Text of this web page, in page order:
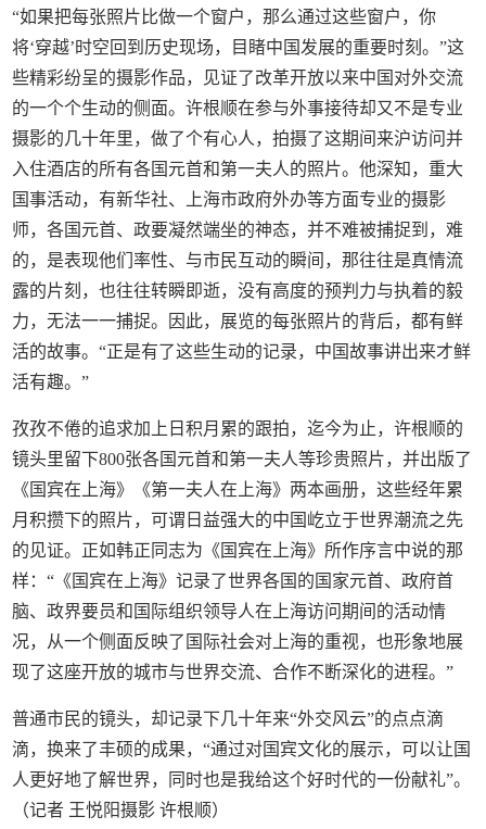
“如果把每张照片比做一个窗户，那么通过这些窗户，你
将‘穿越’时空回到历史现场，目睹中国发展的重要时刻。”这
些精彩纷呈的摄影作品，见证了改革开放以来中国对外交流
的一个个生动的侧面。许根顺在参与外事接待却又不是专业
摄影的几十年里，做了个有心人，拍摄了这期间来沪访问并
入住酒店的所有各国元首和第一夫人的照片。他深知，重大
国事活动，有新华社、上海市政府外办等方面专业的摄影
师，各国元首、政要凝然端坐的神态，并不难被捕捉到，难
的，是表现他们率性、与市民互动的瞬间，那往往是真情流
露的片刻，也往往转瞬即逝，没有高度的预判力与执着的毅
力，无法一一捕捉。因此，展览的每张照片的背后，都有鲜
活的故事。“正是有了这些生动的记录，中国故事讲出来才鲜
活有趣。”
孜孜不倦的追求加上日积月累的跟拍，迄今为止，许根顺的
镜头里留下800张各国元首和第一夫人等珍贵照片，并出版了
《国宾在上海》《第一夫人在上海》两本画册，这些经年累
月积攒下的照片，可谓日益强大的中国屹立于世界潮流之先
的见证。正如韩正同志为《国宾在上海》所作序言中说的那
样：“《国宾在上海》记录了世界各国的国家元首、政府首
脑、政界要员和国际组织领导人在上海访问期间的活动情
况，从一个侧面反映了国际社会对上海的重视，也形象地展
现了这座开放的城市与世界交流、合作不断深化的进程。”
普通市民的镜头，却记录下几十年来“外交风云”的点点滴
滴，换来了丰硕的成果，“通过对国宾文化的展示，可以让国
人更好地了解世界，同时也是我给这个好时代的一份献礼”。
（记者 王悦阳摄影 许根顺）